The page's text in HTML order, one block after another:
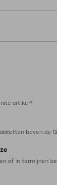
artikel*
boven de
of in termijnen